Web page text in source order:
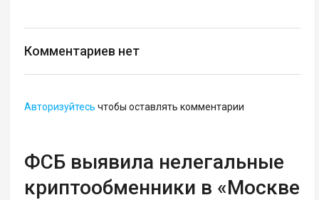
Комментариев нет
Авторизуйтесь чтобы оставлять комментарии
ФСБ выявила нелегальные
криптообменники в «Москве